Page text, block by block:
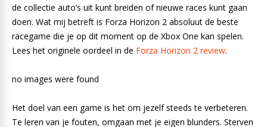
de collectie auto’s uit kunt breiden of nieuwe races kunt gaan
doen. Wat mij betreft is Forza Horizon 2 absoluut de beste
racegame die je op dit moment op de Xbox One kan spelen.
Lees het originele oordeel in de Forza Horizon 2 review.
no images were found
Het doel van een game is het om jezelf steeds te verbeteren.
Te leren van je fouten, omgaan met je eigen blunders. Sterven